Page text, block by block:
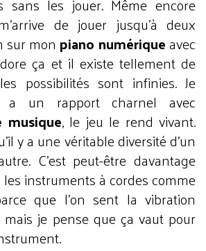
de jouer jusqu’à deux
sur mon piano numériqueavec
ça et il existe tellement de
possibilités sont infinies. Je
a un rapport charnel avec
musique, le jeu le rend vivant.
y a une véritable diversité d’un
C’est peut-être davantage
instruments à cordes comme
que l’on sent la vibration
je pense que ça vaut pour